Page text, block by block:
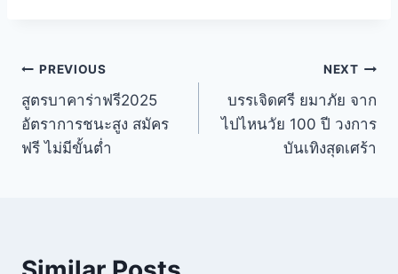
PREVIOUS
สูตรบาคาร่าฟรี2025
อัตราการชนะสูง สมัคร
ฟรี ไม่มีขั้นต่ำ
NEXT
บรรเจิดศรี ยมาภัย จาก
ไปไหนวัย 100 ปี วงการ
บันเทิงสุดเศร้า